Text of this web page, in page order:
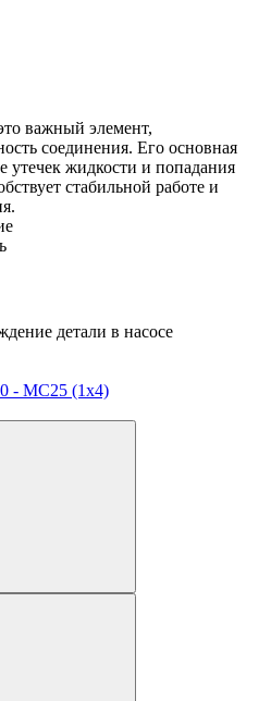
важный элемент,
соединения. Его основная
жидкости и попадания
стабильной работе и
детали в насосе
- MC25 (1х4)